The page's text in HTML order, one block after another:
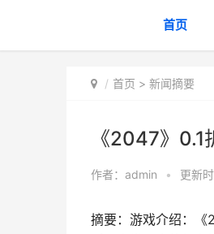
首页
首页 > 新闻摘要
《2047》
作者： admin • 更新
摘要：游戏介绍：《